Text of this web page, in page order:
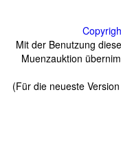
Mit der Benutzung
Muenzauktion
(Für die neueste